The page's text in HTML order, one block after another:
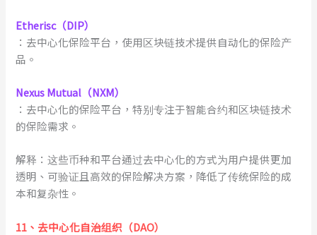
Etherisc（DIP）
：去中心化保险平台，使用区块链技术提供自动化的保险产
品。
Nexus Mutual（NXM）
：去中心化的保险平台，特别专注于智能合约和区块链技术
的保险需求。
解释：这些币种和平台通过去中心化的方式为用户提供更加
透明、可验证且高效的保险解决方案，降低了传统保险的成
本和复杂性。
11 、 去中心化自治组织（DAO）